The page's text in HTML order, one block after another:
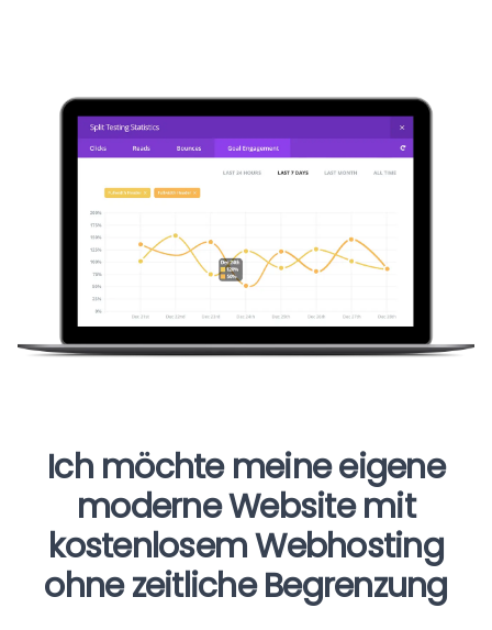
Ich möchte meine eigene
moderne Website mit
kostenlosem Webhosting
ohne zeitliche Begrenzung